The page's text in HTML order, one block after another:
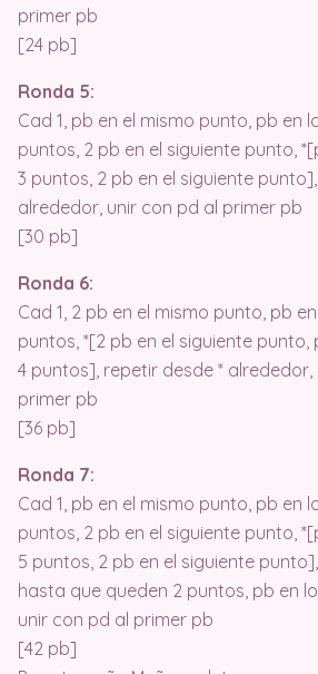
primer pb
[24 pb]
Ronda 5:
Cad 1, pb en el mismo punto, pb en
puntos, 2 pb en el siguiente punto,
3 puntos, 2 pb en el siguiente
alrededor, unir con pd al primer pb
[30 pb]
Ronda 6:
Cad 1, 2 pb en el mismo punto, pb
puntos, *[2 pb en el siguiente punto,
4 puntos], repetir desde * alrededor,
primer pb
[36 pb]
Ronda 7:
Cad 1, pb en el mismo punto, pb en
puntos, 2 pb en el siguiente punto,
5 puntos, 2 pb en el siguiente
hasta que queden 2 puntos, pb en
unir con pd al primer pb
[42 pb]